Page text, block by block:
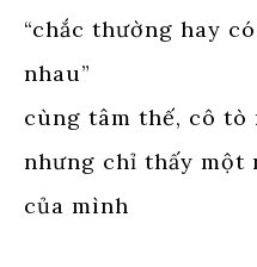
“chắc thường hay
nhau”
cùng tâm thế, cô tò
nhưng chỉ thấy một
của mình